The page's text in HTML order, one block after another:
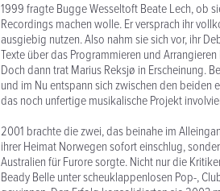
1999 fragte Bugge Wesseltoft Beate Lech, ob
Recordings machen wolle. Er versprach ihr
ausgiebig nutzen. Also nahm sie sich vor, ihr
Texte über das Programmieren und
Doch dann trat Marius Reksjø in Erscheinung.
und im Nu entspann sich zwischen den beiden
das noch unfertige musikalische Projekt
2001 brachte die zwei, das beinahe im
ihrer Heimat Norwegen sofort einschlug,
Australien für Furore sorgte. Nicht nur die
Beady Belle unter scheuklappenlosen Pop-,